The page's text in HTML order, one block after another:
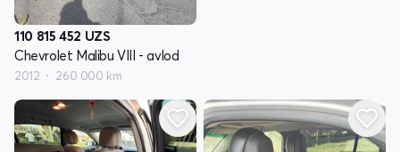
110 815 452 UZS
Chevrolet Malibu VIII - avlod
2012 260 000 km